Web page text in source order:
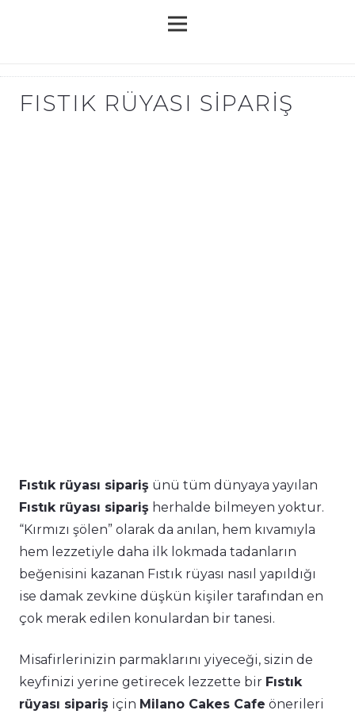
FISTIK RÜYASI SIPARIŞ
Fıstık rüyası sipariş ünü tüm dünyaya yayılan
Fıstık rüyası sipariş herhalde bilmeyen yoktur.
“Kırmızı şölen” olarak da anılan, hem kıvamıyla
hem lezzetiyle daha ilk lokmada tadanların
beğenisini kazanan Fıstık rüyası nasıl yapıldığı
ise damak zevkine düşkün kişiler tarafından en
çok merak edilen konulardan bir tanesi.
Misafirlerinizin parmaklarını yiyeceği, sizin de
keyfinizi yerine getirecek lezzette bir Fıstık
rüyası sipariş için Milano Cakes Cafe önerileri